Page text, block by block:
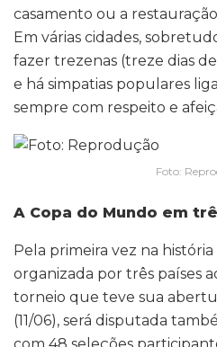
casamento ou a
Em várias cidades,
fazer trezenas (treze dias
e há simpatias populares
sempre com respeito e
Foto:
A Copa do Mundo em
Pela primeira vez na
organizada por três países
torneio que teve sua
(11/06), será disputada